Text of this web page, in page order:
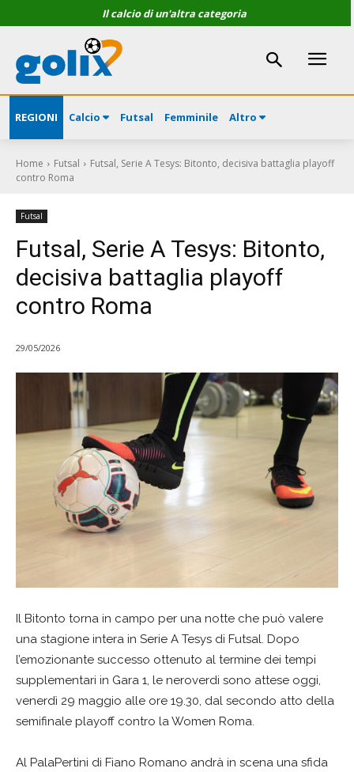
Il calcio di un'altra categoria
REGIONI Calcio Futsal Femminile Altro
Home Futsal
Futsal, Serie A Tesys: Bitonto, decisiva battaglia playoff
contro Roma
Futsal
Futsal, Serie A Tesys: Bitonto,
decisiva battaglia playoff
contro Roma
29/05/2026
Il Bitonto torna in campo per una notte che può valere
una stagione intera in Serie A Tesys di Futsal. Dopo
l’emozionante successo ottenuto al termine dei tempi
supplementari in Gara 1, le neroverdi sono attese oggi,
venerdì 29 maggio alle ore 19.30, dal secondo atto della
semifinale playoff contro la Women Roma.
Al PalaPertini di Fiano Romano andrà in scena una sfida